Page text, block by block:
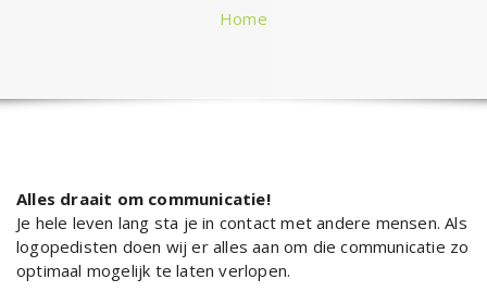
Home
Alles draait om communicatie!
Je hele leven lang sta je in contact met andere mensen. Als
logopedisten doen wij er alles aan om die communicatie zo
optimaal mogelijk te laten verlopen.